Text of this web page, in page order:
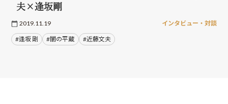
夫×逢坂剛
2019.11.19 インタビュー・対談
#逢坂 剛 #闇の平蔵 #近藤文夫